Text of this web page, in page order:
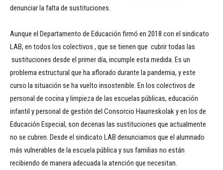
denunciar la falta de sustituciones.
Aunque el Departamento de Educación firmó en 2018 con el sindicato
LAB, en todos los colectivos , que se tienen que cubrir todas las
sustituciones desde el primer día, incumple esta medida. Es un
problema estructural que ha aflorado durante la pandemia, y este
curso la situación se ha vuelto insostenible. En los colectivos de
personal de cocina y limpieza de las escuelas públicas, educación
infantil y personal de gestión del Consorcio Haurreskolak y en los de
Educación Especial, son decenas las sustituciones que actualmente
no se cubren. Desde el sindicato LAB denunciamos que el alumnado
más vulnerables de la escuela pública y sus familias no están
recibiendo de manera adecuada la atención que necesitan.